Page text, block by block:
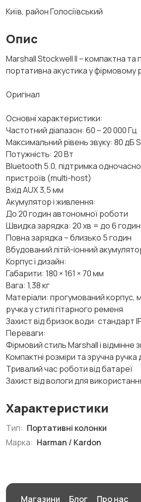
Київ, район Голосіївський
Опис
Marshall Stockwell II – компактна та
портативна акустика у фірмовому
Оригінал
Основні характеристики:
Частотний діапазон: 60 – 20 000 Гц
Максимальний рівень звуку: 80 дБ
Потужність: 20 Вт
Bluetooth 5.0, підтримка
пристроїв (multi-host)
Вхід AUX 3,5 мм
Акумулятор і живлення:
До 20 годин автономної роботи
Швидка зарядка: 20 хв = до 6
Повна зарядка – близько 5 годин
Вбудований літій-іонний
Корпус і дизайн:
Габарити: 180 × 161 × 70 мм
Вага: 1,38 кг
Матеріали: прогумований корпус,
ручка у стилі гітарного ременя
Захист від бризок води: стандарт
Переваги:
Фірмовий стиль Marshall і відмінне
Компактні розміри та зручна
Тривалий час роботи від батареї
Захист від вологи для
Характеристики
Тип: Портативні колонки
Марка: Harman / Kardon
Магазини Блог
Про нас